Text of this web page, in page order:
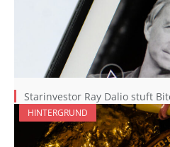
Starinvestor Ray Dalio stuft
HINTERGRUND